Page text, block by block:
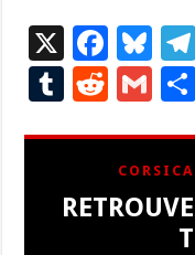
X
F
ac
e
b
o
o
Bl
u
es
ky
T
bl
r
R
d
di
t
G
ai
l